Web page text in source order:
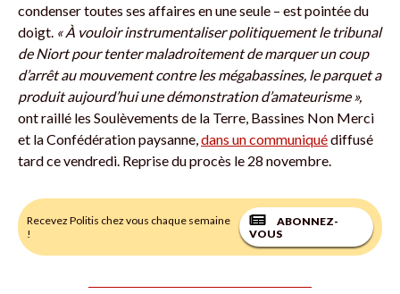
condenser toutes ses affaires en une seule – est pointée du
doigt. « À vouloir instrumentaliser politiquement le tribunal
de Niort pour tenter maladroitement de marquer un coup
d’arrêt au mouvement contre les mégabassines, le parquet a
produit aujourd’hui une démonstration d’amateurisme »,
ont raillé les Soulèvements de la Terre, Bassines Non Merci
et la Confédération paysanne,dans un communiquédiffusé
tard ce vendredi. Reprise du procès le 28 novembre.
Recevez Politis chez vous chaque semaine
!
ABONNEZ-
VOUS